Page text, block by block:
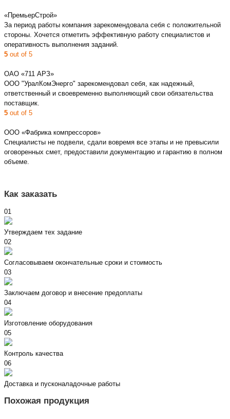
«ПремьерСтрой»
За период работы компания зарекомендовала себя с положительной
стороны. Хочется отметить эффективную работу специалистов и
оперативность выполнения заданий.
5 out of 5
ОАО «711 АРЗ»
ООО "УралКомЭнерго" зарекомендовал себя, как надежный,
ответственный и своевременно выполняющий свои обязательства
поставщик.
5 out of 5
ООО «Фабрика компрессоров»
Специалисты не подвели, сдали вовремя все этапы и не превысили
оговоренных смет, предоставили документацию и гарантию в полном
объеме.
Как заказать
01
Утверждаем тех задание
02
Согласовываем окончательные сроки и стоимость
03
Заключаем договор и внесение предоплаты
04
Изготовление оборудования
05
Контроль качества
06
Доставка и пусконаладочные работы
Похожая продукция